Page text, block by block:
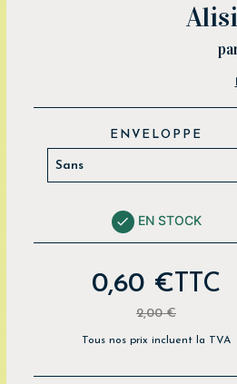
ENVELOPPE
 EN STOCK
0,60 € TTC
2,00 €
Tous nos prix incluent la TVA